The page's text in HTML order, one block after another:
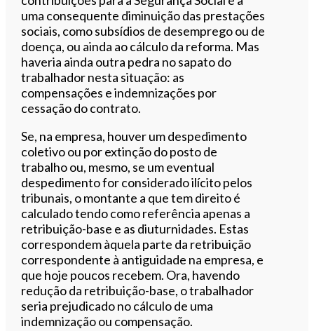
uma consequente diminuição das prestações
sociais, como subsídios de desemprego ou de
doença, ou ainda ao cálculo da reforma. Mas
haveria ainda outra pedra no sapato do
trabalhador nesta situação: as
compensações e indemnizações por
cessação do contrato.
Se, na empresa, houver um despedimento
coletivo ou por extinção do posto de
trabalho ou, mesmo, se um eventual
despedimento for considerado ilícito pelos
tribunais, o montante a que tem direito é
calculado tendo como referência apenas a
retribuição-base e as diuturnidades. Estas
correspondem àquela parte da retribuição
correspondente à antiguidade na empresa, e
que hoje poucos recebem. Ora, havendo
redução da retribuição-base, o trabalhador
seria prejudicado no cálculo de uma
indemnização ou compensação.